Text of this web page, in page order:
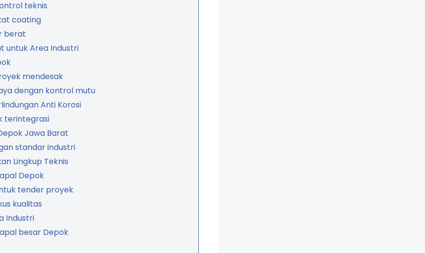
teknis
coating
berat
untuk Area Industri
mendesak
dengan kontrol mutu
Anti Korosi
terintegrasi
Jawa Barat
standar industri
Lingkup Teknis
Depok
tender proyek
kualitas
Industri
besar Depok